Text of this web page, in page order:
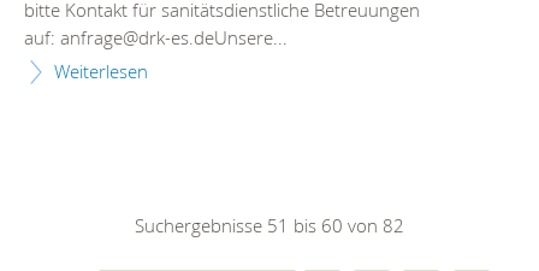
bitte Kontakt für sanitätsdienstliche Betreuungen
auf: anfrage@drk-es.deUnsere...
Weiterlesen
Suchergebnisse 51 bis 60 von 82